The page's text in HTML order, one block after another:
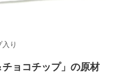
り
チョコチップ」の原材